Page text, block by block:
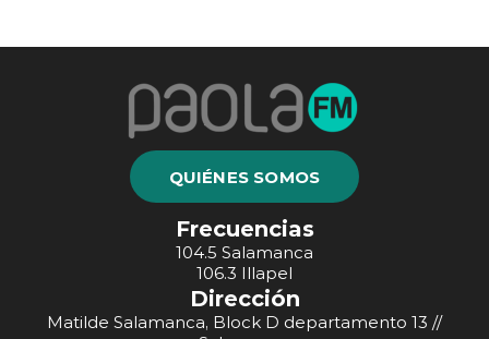
QUIÉNES SOMOS
Frecuencias
104.5 Salamanca
106.3 Illapel
Dirección
Matilde Salamanca, Block D departamento 13 //